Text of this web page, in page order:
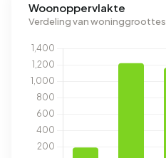
Woonoppervlakte
Verdeling van woninggroottes